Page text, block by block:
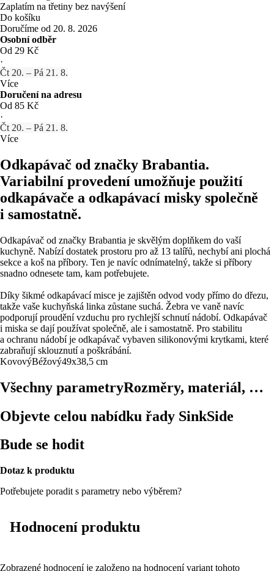
Zaplatím na třetiny bez navýšení
Do košíku
Doručíme od 20. 8. 2026
Osobní odběr
Od 29 Kč
·
Čt 20. – Pá 21. 8.
Více
Doručení na adresu
Od 85 Kč
·
Čt 20. – Pá 21. 8.
Více
Odkapávač od značky Brabantia.
Variabilní provedení umožňuje použití
odkapávače a odkapávací misky společně
i samostatně.
Odkapávač od značky Brabantia je skvělým doplňkem do vaší
kuchyně. Nabízí dostatek prostoru pro až 13 talířů, nechybí ani plochá
sekce a koš na příbory. Ten je navíc odnímatelný, takže si příbory
snadno odnesete tam, kam potřebujete.
Díky šikmé odkapávací misce je zajištěn odvod vody přímo do dřezu,
takže vaše kuchyňská linka zůstane suchá. Žebra ve vaně navíc
podporují proudění vzduchu pro rychlejší schnutí nádobí. Odkapávač
i miska se dají používat společně, ale i samostatně. Pro stabilitu
a ochranu nádobí je odkapávač vybaven silikonovými krytkami, které
zabraňují sklouznutí a poškrábání.
KovovýBéžový49x38,5 cm
Všechny parametryRozměry, materiál, …
Objevte celou nabídku řady SinkSide
Bude se hodit
Dotaz k produktu
Potřebujete poradit s parametry nebo výběrem?
Hodnocení produktu
Zobrazené hodnocení je založeno na hodnocení variant tohoto